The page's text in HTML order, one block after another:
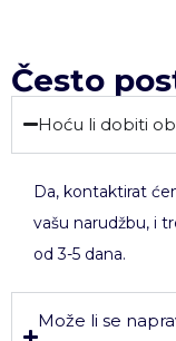
Često
Hoću li dobiti
Da, kontaktirat
vašu narudžbu, i
od 3-5 dana.
Može li se